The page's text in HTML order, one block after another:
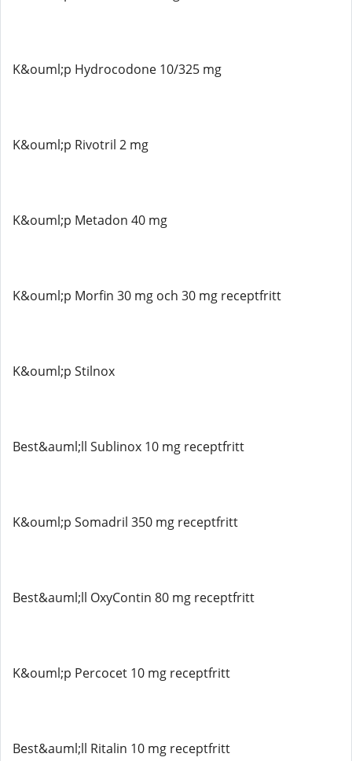
K&ouml;p Hydrocodone 10/325 mg
K&ouml;p Rivotril 2 mg
K&ouml;p Metadon 40 mg
K&ouml;p Morfin 30 mg och 30 mg receptfritt
K&ouml;p Stilnox
Best&auml;ll Sublinox 10 mg receptfritt
K&ouml;p Somadril 350 mg receptfritt
Best&auml;ll OxyContin 80 mg receptfritt
K&ouml;p Percocet 10 mg receptfritt
Best&auml;ll Ritalin 10 mg receptfritt